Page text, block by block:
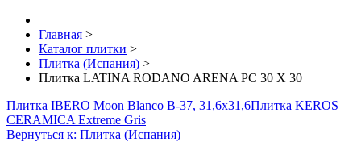
Главная >
Каталог плитки >
Плитка (Испания) >
Плитка LATINA RODANO ARENA PC 30 X 30
Плитка IBERO Moon Blanco B-37, 31,6x31,6Плитка KEROS
CERAMICA Extreme Gris
Вернуться к: Плитка (Испания)